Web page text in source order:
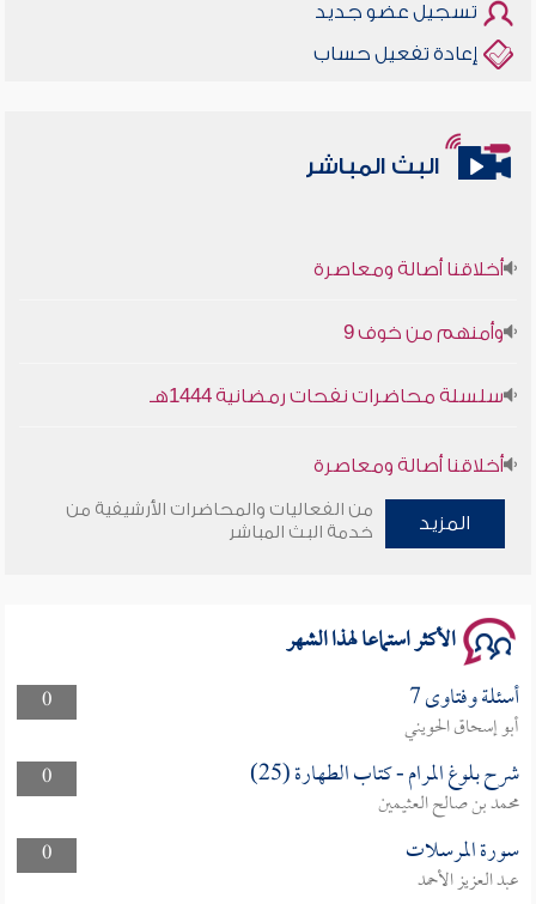
تسجيل عضو جديد
إعادة تفعيل حساب
البث المباشر
أخلاقنا أصالة ومعاصرة
وأمنهم من خوف 9
سلسلة محاضرات نفحات رمضانية 1444هـ
أخلاقنا أصالة ومعاصرة
وأمنهم من خوف 9
المزيد
من الفعاليات والمحاضرات الأرشيفية من
خدمة البث المباشر
الأكثر استماعا لهذا الشهر
0 أسئلة وفتاوى 7
أبو إسحاق الحويني
0
شرح بلوغ المرام - كتاب الطهارة (25)
محمد بن صالح العثيمين
0
سورة المرسلات
عبد العزيز الأحمد